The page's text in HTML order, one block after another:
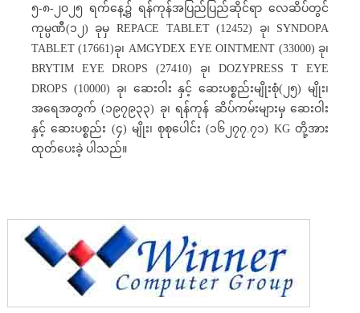
၅-၈-၂၀၂၅ ရက်နေ့၌ ရန်ကုန်အပြည်ပြည်ဆိုင်ရာ လေဆိပ်တွင်
ကုမ္ပဏီ(၁၂) ခုမှ REPACE TABLET (12452) ခု၊ SYNDOPA
TABLET (17661)ခု၊ AMGYDEX EYE OINTMENT (33000) ခု၊
BRYTIM EYE DROPS (27410) ခု၊ DOZYPRESS T EYE
DROPS (10000) ခု၊ ဆေးဝါး နှင့် ဆေးပစ္စည်းမျိုးစုံ(၂၅) မျိုး၊
အရေအတွက် (၁၉၇၉၃၃) ခု၊ ရန်ကုန် ဆိပ်ကမ်းများမှ ဆေးဝါး
နှင့် ဆေးပစ္စည်း (၄) မျိုး၊ စုစုပေါင်း (၁၆၂၇၇.၇၁) KG တို့အား
ထုတ်ပေးခဲ့ ပါသည်။